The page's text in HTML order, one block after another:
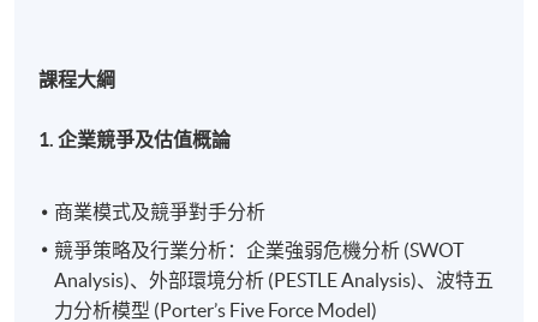
課程大綱
1. 企業競爭及估值概論
商業模式及競爭對手分析
競爭策略及行業分析：企業強弱危機分析 (SWOT
Analysis)、外部環境分析 (PESTLE Analysis)、波特五
力分析模型 (Porter’s Five Force Model)